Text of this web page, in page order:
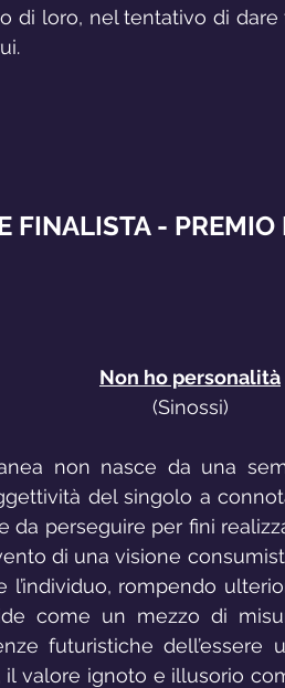
di loro, nel tentativo di dare
FINALISTA -
Non ho personalità
(Sinossi)
non nasce da una
del singolo a
da perseguire per fini
di una visione
l’individuo, rompendo
come un mezzo di
futuristiche dell’essere
il valore ignoto e illusorio